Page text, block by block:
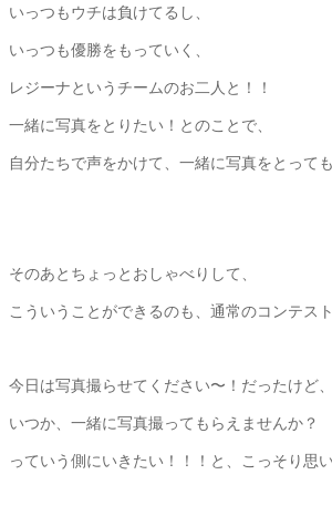
いっつもウチは負けてるし、
いっつも優勝をもっていく、
レジーナというチームのお二人と！！
一緒に写真をとりたい！とのことで、
自分たちで声をかけて、一緒に写真をとって
そのあとちょっとおしゃべりして、
こういうことができるのも、通常のコンテス
今日は写真撮らせてください〜！だったけど、
いつか、一緒に写真撮ってもらえませんか？
っていう側にいきたい！！！と、こっそり思い